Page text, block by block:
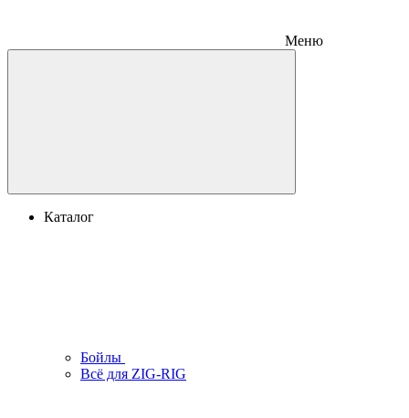
Меню
Каталог
Бойлы
Всё для ZIG-RIG